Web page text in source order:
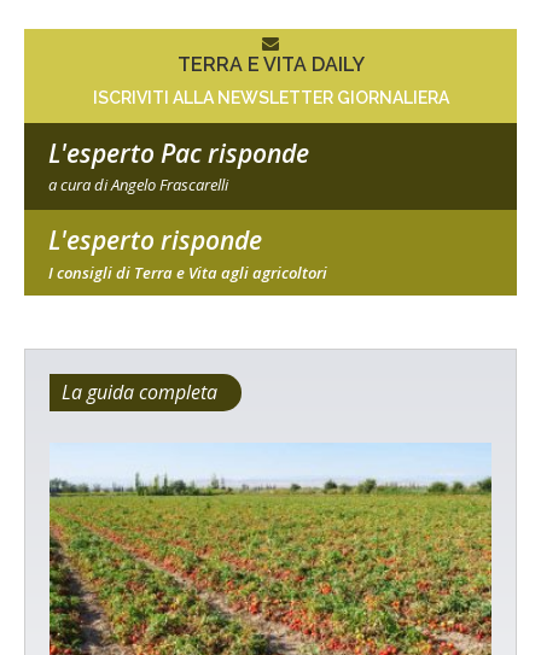
TERRA E VITA DAILY
ISCRIVITI ALLA NEWSLETTER GIORNALIERA
L'esperto Pac risponde
a cura di Angelo Frascarelli
L'esperto risponde
I consigli di Terra e Vita agli agricoltori
La guida completa